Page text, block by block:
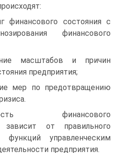
финансового состояния с
финансового
масштабов и причин
предприятия;
мер по предотвращению
финансового
зависит от правильного
функций управленческим
предприятия.